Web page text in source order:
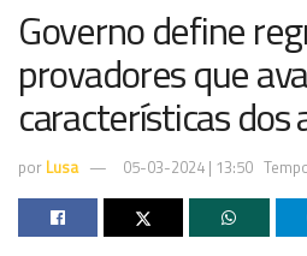
Governo define
provadores que
características dos
por Lusa 05-03-2024 | 13:50